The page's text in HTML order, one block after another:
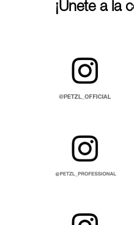
¡Únete a la